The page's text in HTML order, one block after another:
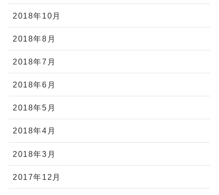
2018年10月
2018年8月
2018年7月
2018年6月
2018年5月
2018年4月
2018年3月
2017年12月